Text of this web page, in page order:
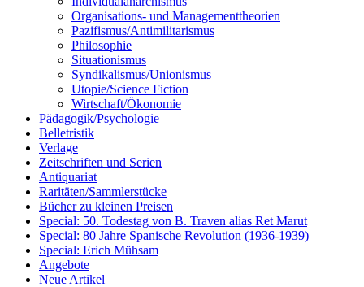
Organisations- und Managementtheorien
Pazifismus/Antimilitarismus
Philosophie
Situationismus
Syndikalismus/Unionismus
Utopie/Science Fiction
Wirtschaft/Ökonomie
Pädagogik/Psychologie
Belletristik
Verlage
Zeitschriften und Serien
Antiquariat
Raritäten/Sammlerstücke
Bücher zu kleinen Preisen
Special: 50. Todestag von B. Traven alias Ret Marut
Special: 80 Jahre Spanische Revolution (1936-1939)
Special: Erich Mühsam
Angebote
Neue Artikel